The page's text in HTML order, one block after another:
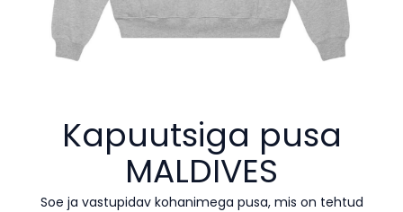
Kapuutsiga pusa
MALDIVES
Soe ja vastupidav kohanimega pusa, mis on tehtud